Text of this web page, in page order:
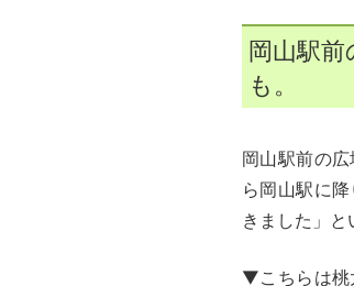
岡山駅
も。
岡山駅前の
ら岡山駅に
きました」と
▼こちらは桃